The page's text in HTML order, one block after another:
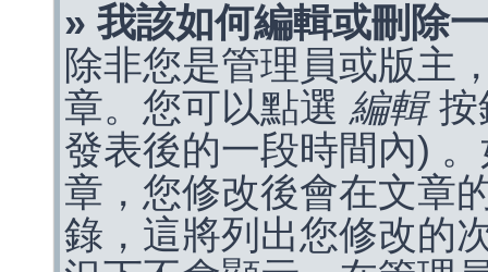
» 我該如何編輯或刪除
除非您是管理員或版主
章。您可以點選 編輯按
發表後的一段時間內)
章，您修改後會在文章
錄，這將列出您修改的